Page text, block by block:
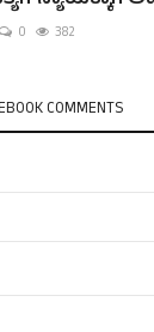
0 382
COMMENTS